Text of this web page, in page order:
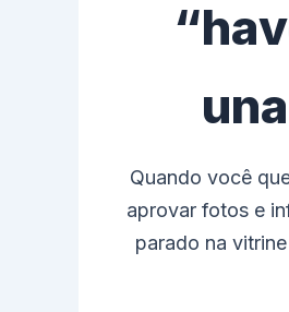
Quando você
aprovar fotos e
parado na